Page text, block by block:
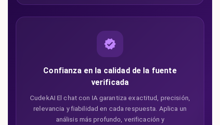
Confianza en la calidad de la fuente
verificada
CudekAI El chat con IA garantiza exactitud, precisión,
relevancia y fiabilidad en cada respuesta. Aplica un
análisis más profundo, verificación y